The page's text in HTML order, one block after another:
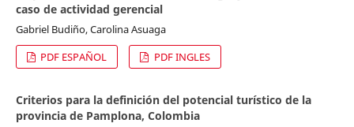
caso de actividad gerencial
Gabriel Budiño, Carolina Asuaga
PDF ESPAÑOL
PDF INGLES
Criterios para la definición del potencial turístico de la
provincia de Pamplona, Colombia